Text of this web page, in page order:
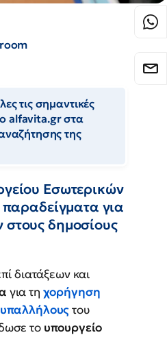
τις σημαντικές
alfavita.gr στα
της
Εσωτερικών
παραδείγματα για
δημοσίους
διατάξεων και
για τη χορήγηση
υπαλλήλουςτου
το υπουργείο